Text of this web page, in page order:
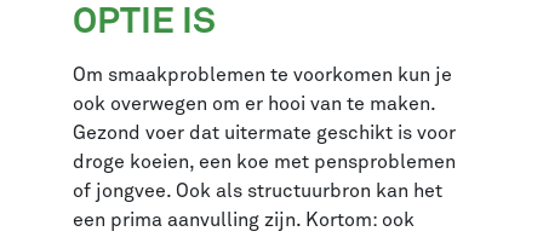
OPTIE IS
Om smaakproblemen te voorkomen kun je
ook overwegen om er hooi van te maken.
Gezond voer dat uitermate geschikt is voor
droge koeien, een koe met pensproblemen
of jongvee. Ook als structuurbron kan het
een prima aanvulling zijn. Kortom: ook